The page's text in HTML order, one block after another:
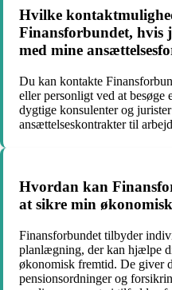
Hvilke
Finansforbundet,
med mine
Du kan kontakte
eller personligt ved at besøge
dygtige konsulenter og
ansættelseskontrakter til
Hvordan kan
at sikre min
Finansforbundet tilbyder
planlægning, der kan hjælpe
økonomisk fremtid. De giver
pensionsordninger og